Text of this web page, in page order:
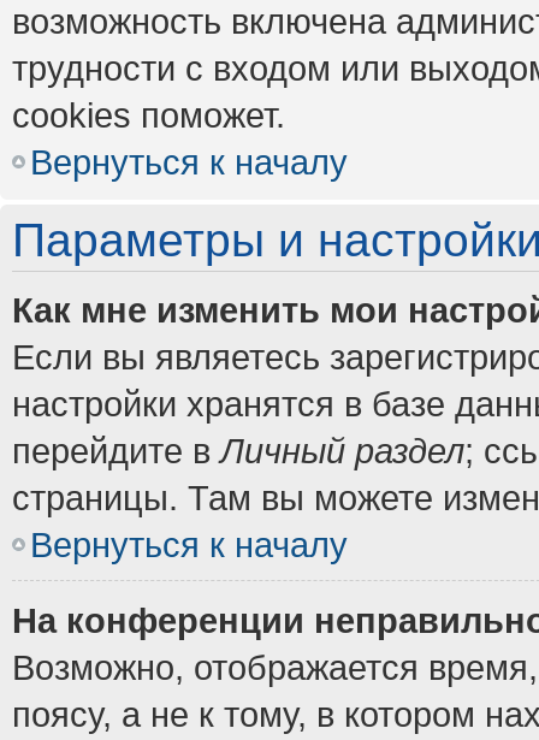
возможность включена
трудности с входом или
cookies поможет.
Вернуться к началу
Параметры и
Как мне изменить мои
Если вы являетесь
настройки хранятся в базе
перейдите вЛичный раздел;
страницы. Там вы можете
Вернуться к началу
На конференции
Возможно, отображается
поясу, а не к тому, в котором